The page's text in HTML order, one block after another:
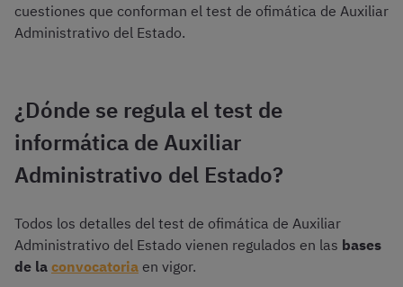
cuestiones que conforman el test de ofimática de Auxiliar
Administrativo del Estado.
¿Dónde se regula el test de
informática de Auxiliar
Administrativo del Estado?
Todos los detalles del test de ofimática de Auxiliar
Administrativo del Estado vienen regulados en las bases
de la convocatoria en vigor.